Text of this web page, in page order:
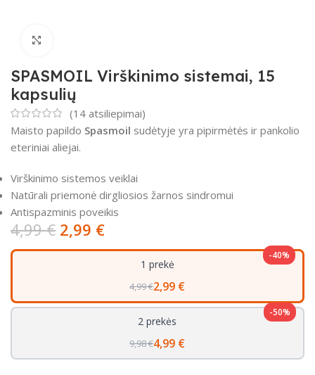
SPASMOIL Virškinimo sistemai, 15
kapsulių
(14 atsiliepimai)
Maisto papildo Spasmoil sudėtyje yra pipirmėtės ir pankolio
eteriniai aliejai.
Virškinimo sistemos veiklai
Natūrali priemonė dirgliosios žarnos sindromui
Antispazminis poveikis
4,99€ 2,99 €
-40%
1 prekė
4,99 €2,99 €
-50%
2 prekės
9,98 €4,99 €